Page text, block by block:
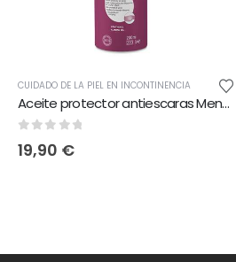
CUIDADO DE LA PIEL EN INCONTINENCIA
Aceite protector antiescaras Menalind
19,90 €